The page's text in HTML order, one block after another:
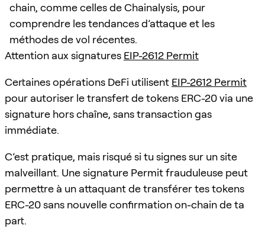
chain, comme celles de Chainalysis, pour
comprendre les tendances d’attaque et les
méthodes de vol récentes.
Attention aux signatures EIP-2612 Permit
Certaines opérations DeFi utilisent EIP-2612 Permit
pour autoriser le transfert de tokens ERC-20 via une
signature hors chaîne, sans transaction gas
immédiate.
C’est pratique, mais risqué si tu signes sur un site
malveillant. Une signature Permit frauduleuse peut
permettre à un attaquant de transférer tes tokens
ERC-20 sans nouvelle confirmation on-chain de ta
part.